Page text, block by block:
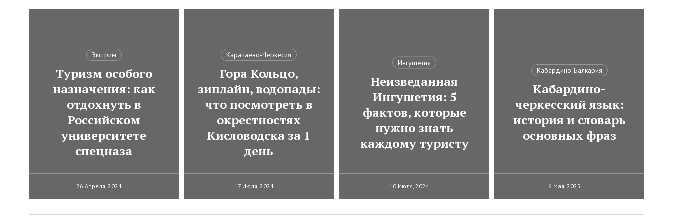
Экстрим
Туризм особого
назначения: как
отдохнуть в
Российском
университете
спецназа
26 Апреля, 2024
Карачаево-Черкесия
Гора Кольцо,
зиплайн, водопады:
что посмотреть в
окрестностях
Кисловодска за 1
день
17 Июля, 2024
Ингушетия
Неизведанная
Ингушетия: 5
фактов, которые
нужно знать
каждому туристу
10 Июля, 2024
Кабардино-Балкария
Кабардино-
черкесский язык:
история и словарь
основных фраз
6 Мая, 2025